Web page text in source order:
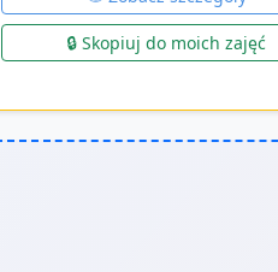
🔒 Skopiuj do moich zajęć